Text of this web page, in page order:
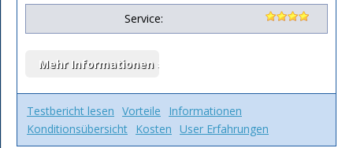
Service:
Testbericht lesen Vorteile
Informationen
Konditionsübersicht Kosten User Erfahrungen